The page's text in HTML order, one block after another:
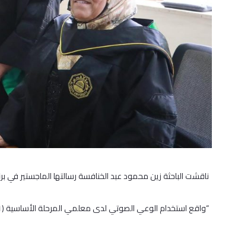
ناقشت الباحثة زين محمود عبد الخنافسة رسالتها الماجستير في
“واقع استخدام الوعي الصوتي لدى معلمي المرحلة الأساسية (1-4) وعلاقته بتصوراتهم لدوره في تعلم القراءة في فلسطين”.